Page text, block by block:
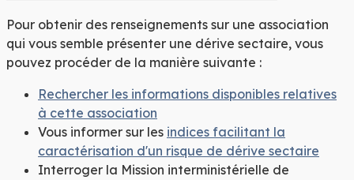
Pour obtenir des renseignements sur une association
qui vous semble présenter une dérive sectaire, vous
pouvez procéder de la manière suivante :
Rechercher les informations disponibles relatives
à cette association
Vous informer sur les indices facilitant la
caractérisation d'un risque de dérive sectaire
Interroger la Mission interministérielle de